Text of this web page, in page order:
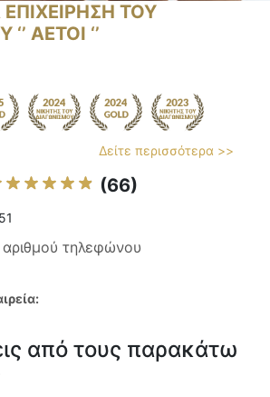
ΕΠΙΧΕΙΡΗΣΗ ΤΟΥ
ΑΕΤΟΙ ‘’
Δείτε περισσότερα >>
(66)
τηλεφώνου
από τους παρακάτω